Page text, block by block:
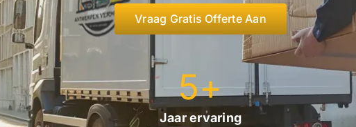
Vraag Gratis Offerte Aan
5+
Jaar ervaring